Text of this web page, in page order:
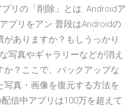
リの「削除」とは. Androidア
プリをアン 普段はAndroidの
ありますか？もしうっかり
写真やギャラリーなどが消え
？ここで、バックアップな
写真・画像を復元する方法を
信中アプリは100万を超えて